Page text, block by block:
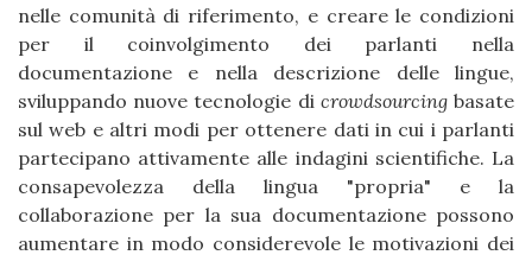
nelle comunità di riferimento, e creare le condizioni
per il coinvolgimento dei parlanti nella
documentazione e nella descrizione delle lingue,
sviluppando nuove tecnologie di crowdsourcingbasate
sul web e altri modi per ottenere dati in cui i parlanti
partecipano attivamente alle indagini scientifiche. La
consapevolezza della lingua "propria" e la
collaborazione per la sua documentazione possono
aumentare in modo considerevole le motivazioni dei